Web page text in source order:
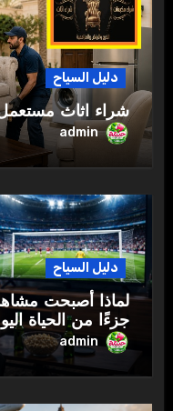
دليل السياح
شراء اثاث
admin
دليل السياح
لماذا أصبحت
جزءًا من الحياة
admin